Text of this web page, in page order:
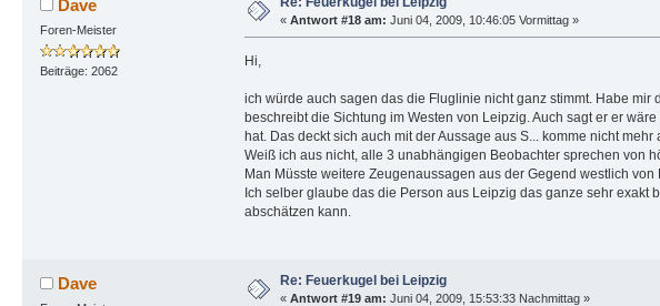
Dave
Foren-Meister
Beiträge: 2062
« Antwort #18 am: Juni 04, 2009, 10:46:05 Vormittag »
Hi,
ich würde auch sagen das die Fluglinie nicht ganz stimmt. Habe
beschreibt die Sichtung im Westen von Leipzig. Auch sagt er er
hat. Das deckt sich auch mit der Aussage aus S... komme nicht
Weiß ich aus nicht, alle 3 unabhängigen Beobachter sprechen von
Man Müsste weitere Zeugenaussagen aus der Gegend westlich von
Ich selber glaube das die Person aus Leipzig das ganze sehr
abschätzen kann.
Dave Re: Feuerkugel bei Leipzig
« Antwort #19 am: Juni 04, 2009, 15:53:33 Nachmittag »